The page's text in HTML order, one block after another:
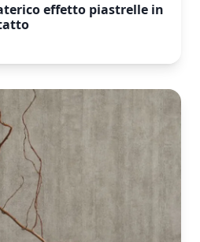
effetto piastrelle in